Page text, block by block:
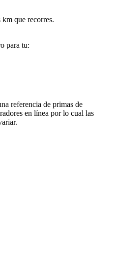
que recorres.
para tu:
referencia de primas de
en línea por lo cual las